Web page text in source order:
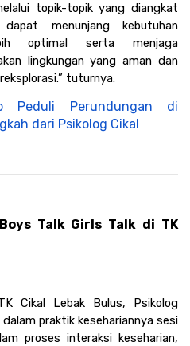
topik-topik yang diangkat
menunjang kebutuhan
optimal serta menjaga
lingkungan yang aman dan
tuturnya.
Peduli Perundungan di
dari Psikolog Cikal
Talk Girls Talk di TK
Cikal Lebak Bulus, Psikolog
praktik kesehariannya sesi
proses interaksi keseharian,